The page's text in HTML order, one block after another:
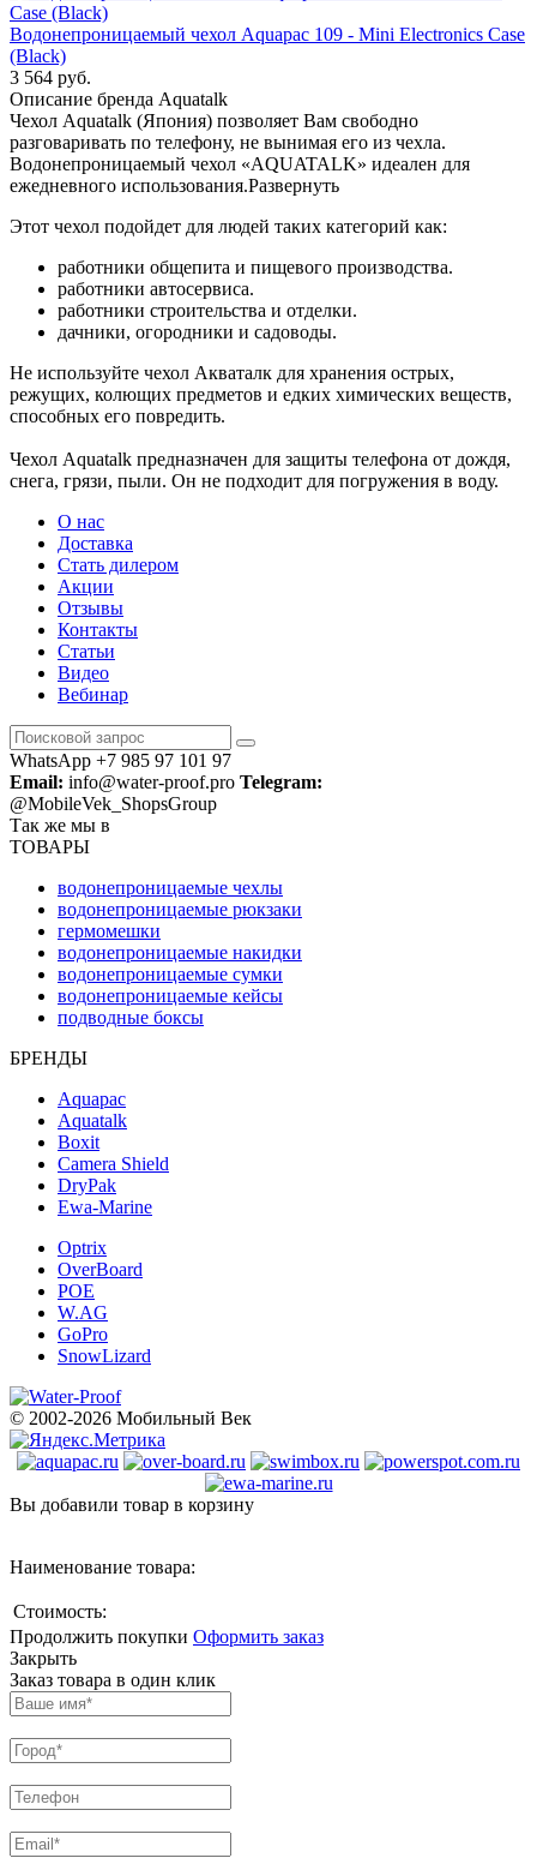
Водонепроницаемый чехол Aquapac 109 - Mini Electronics Case
(Black)
3 564 руб.
Описание бренда Aquatalk
Чехол Aquatalk (Япония) позволяет Вам свободно
разговаривать по телефону, не вынимая его из чехла.
Водонепроницаемый чехол «AQUATALK» идеален для
ежедневного использования.Развернуть
Этот чехол подойдет для людей таких категорий как:
работники общепита и пищевого производства.
работники автосервиса.
работники строительства и отделки.
дачники, огородники и садоводы.
Не используйте чехол Акваталк для хранения острых,
режущих, колющих предметов и едких химических веществ,
способных его повредить.
Чехол Aquatalk предназначен для защиты телефона от дождя,
снега, грязи, пыли. Он не подходит для погружения в воду.
О нас
Доставка
Стать дилером
Акции
Отзывы
Контакты
Статьи
Видео
Вебинар
WhatsApp +7 985 97 101 97
Email: info@water-proof.pro Telegram:
@MobileVek_ShopsGroup
Так же мы в
ТОВАРЫ
водонепроницаемые чехлы
водонепроницаемые рюкзаки
гермомешки
водонепроницаемые накидки
водонепроницаемые сумки
водонепроницаемые кейсы
подводные боксы
БРЕНДЫ
Aquapac
Aquatalk
Boxit
Camera Shield
DryPak
Ewa-Marine
Optrix
OverBoard
POE
W.AG
GoPro
SnowLizard
© 2002-2026 Мобильный Век
Вы добавили товар в корзину
Наименование товара:
Стоимость:
Продолжить покупки Оформить заказ
Закрыть
Заказ товара в один клик